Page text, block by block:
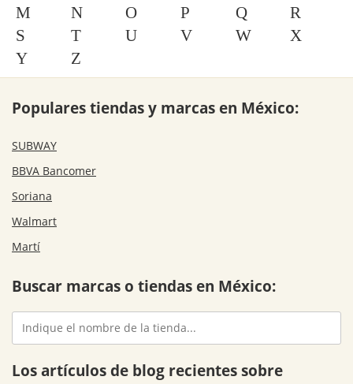
M
N O P Q
R
S
T U V W
X
Y
Z
Populares tiendas y marcas en México:
SUBWAY
BBVA Bancomer
Soriana
Walmart
Martí
Buscar marcas o tiendas en México:
Los artículos de blog recientes sobre